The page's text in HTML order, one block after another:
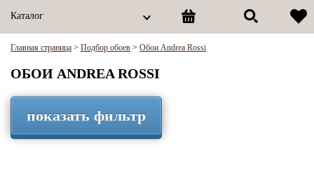
Каталог
Главная страница > Подбор обоев > Обои Andrea Rossi
ОБОИ ANDREA ROSSI
показать фильтр